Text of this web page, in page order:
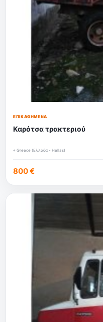
ΕΠΙΚΑΘΉΜΕΝΑ
Καρότσα τρακτεριού
⌖ Greece (Ελλάδα - Hellas)
800 €